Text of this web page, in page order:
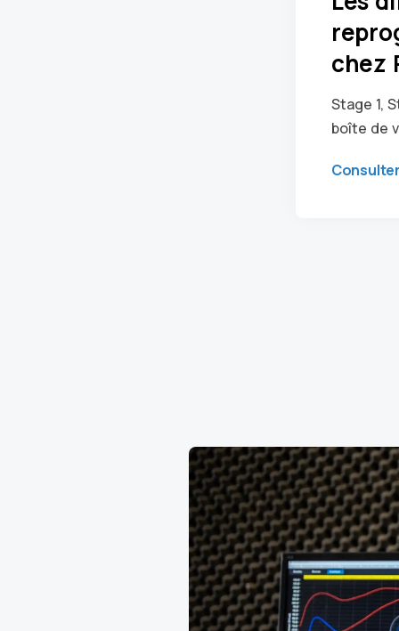
chez
Stage 1,
boîte de